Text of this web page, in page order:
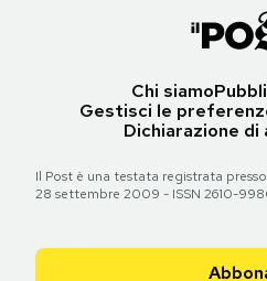
Chi siamo
Gestisci le
Dichiarazione
Il Post è una testata registrata
28 settembre 2009 - ISSN 2610-